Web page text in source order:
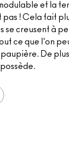
et la
pas ! Cela fait
se creusent à
ce que l'on
De